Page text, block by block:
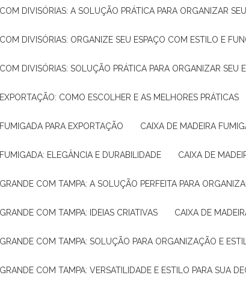
COM DIVISÓRIAS: A SOLUÇÃO PRÁTICA PARA ORGANIZAR
COM DIVISÓRIAS: ORGANIZE SEU ESPAÇO COM ESTILO E
COM DIVISÓRIAS: SOLUÇÃO PRÁTICA PARA ORGANIZAR SEU
EXPORTAÇÃO: COMO ESCOLHER E AS MELHORES PRÁTICAS
PARA EXPORTAÇÃO CAIXA DE MADEIRA
FUMIGADA: ELEGÂNCIA E DURABILIDADE CAIXA DE
GRANDE COM TAMPA: A SOLUÇÃO PERFEITA PARA
COM TAMPA: IDEIAS CRIATIVAS CAIXA DE
GRANDE COM TAMPA: SOLUÇÃO PARA ORGANIZAÇÃO E
GRANDE COM TAMPA: VERSATILIDADE E ESTILO PARA SUA